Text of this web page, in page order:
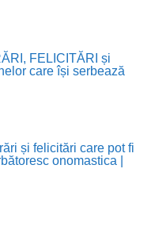
FELICITĂRI și
care își serbează
și felicitări care pot fi
onomastica |